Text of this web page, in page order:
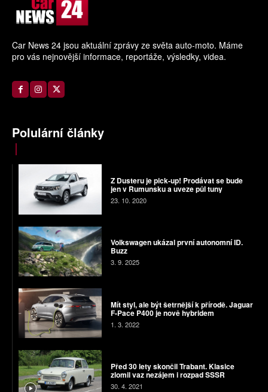
Car News 24 jsou aktuální zprávy ze světa auto-moto. Máme
pro vás nejnovější informace, reportáže, výsledky, videa.
Polulární články
Z Dusteru je pick-up! Prodávat se bude
jen v Rumunsku a uveze půl tuny
23. 10. 2020
Volkswagen ukázal první autonomní ID.
Buzz
3. 9. 2025
Mít styl, ale být šetrnější k přírodě. Jaguar
F-Pace P400 je nově hybridem
1. 3. 2022
Před 30 lety skončil Trabant. Klasice
zlomil vaz nezájem i rozpad SSSR
30. 4. 2021